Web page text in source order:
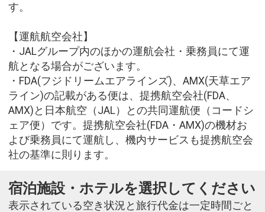
す。
【運航航空会社】
・JALグループ内のほかの運航会社・乗務員にて運
航となる場合がございます。
・FDA(フジドリームエアラインズ)、AMX(天草エア
ライン)の記載がある便は、提携航空会社(FDA、
AMX)と日本航空（JAL）との共同運航便（コードシ
ェア便）です。提携航空会社(FDA・AMX)の機材お
よび乗務員にて運航し、機内サービスも提携航空会
社の基準に則ります。
宿泊施設・ホテルを選択してください
表示されている空き状況と旅行代金は一定時間ごと